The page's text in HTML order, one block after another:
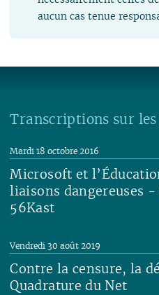
aucun cas tenue
Transcriptions sur les
Microsoft et
liaisons dangereuses
56Kast
Mardi 18 octobre 2016
Contre la censure, la
Quadrature du Net
Vendredi 30 août 2019